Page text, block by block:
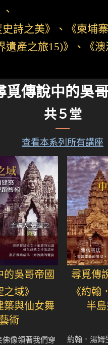
史詩之美》、《柬埔
遺產之旅15)》、《澳
覓傳說中的吳
共５堂
查看本系列所有講座
的吳哥帝國
之域》
築與仙女舞
術
佛像領著我們穿
尋覓傳
《約翰
半島
約翰．湯姆